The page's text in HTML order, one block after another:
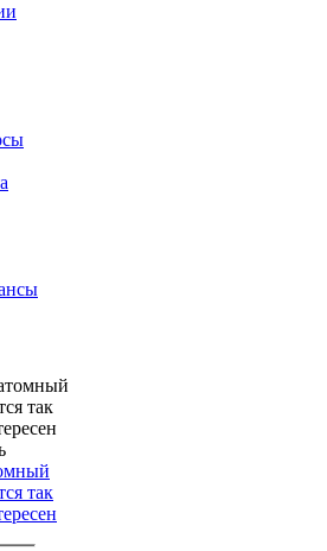
так